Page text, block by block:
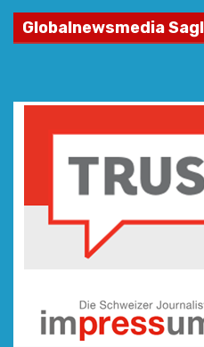
Globalnewsmedia